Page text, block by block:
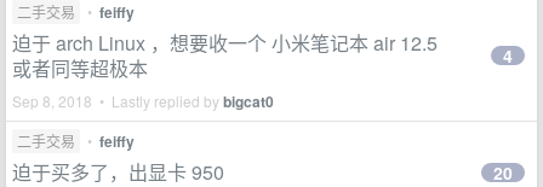
二手交易 • feiffy
迫于 arch Linux ，想要收一个 小米笔记本 air 12.5
或者同等超极本
Sep 8, 2018 • Lastly replied bybigcat0
4
二手交易 • feiffy
迫于买多了，出显卡 950 20